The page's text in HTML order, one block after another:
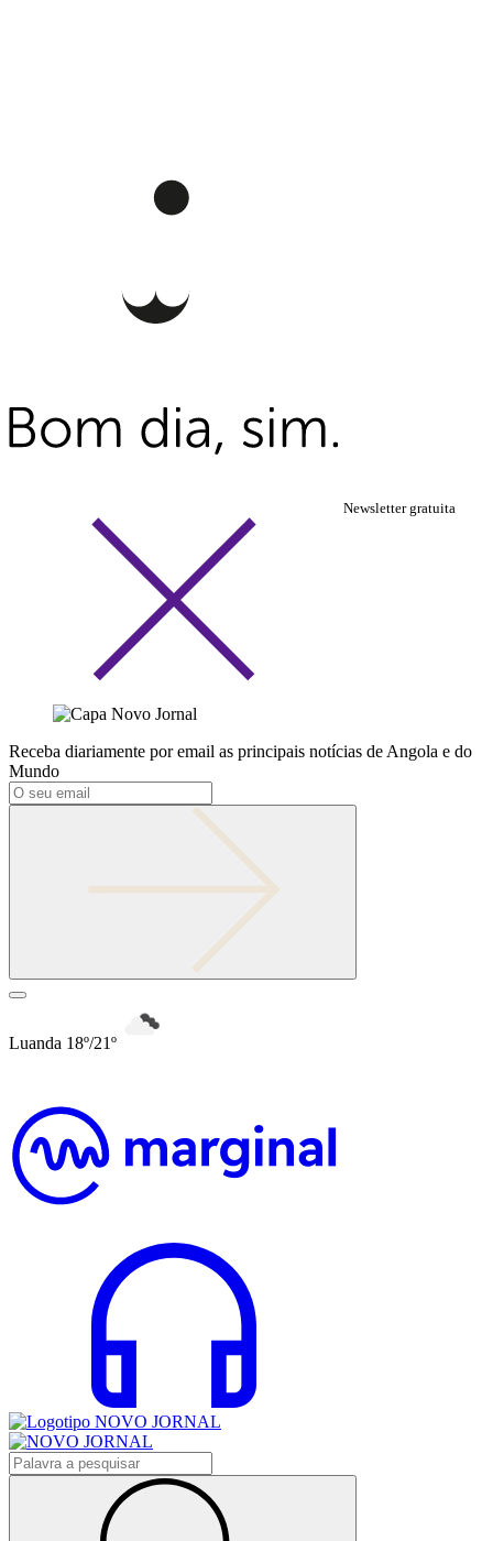
Newsletter gratuita
Receba diariamente por email as principais notícias de Angola e do
Mundo
Luanda 18º/21º